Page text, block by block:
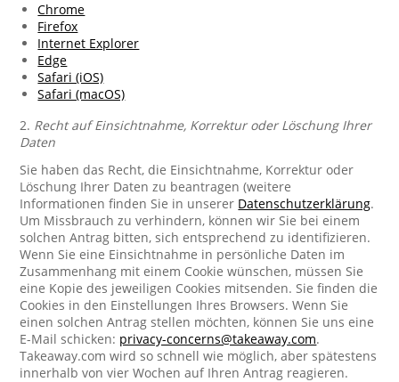
Chrome
Firefox
Internet Explorer
Edge
Safari (iOS)
Safari (macOS)
2. Recht auf Einsichtnahme, Korrektur oder Löschung Ihrer
Daten
Sie haben das Recht, die Einsichtnahme, Korrektur oder
Löschung Ihrer Daten zu beantragen (weitere
Informationen finden Sie in unserer Datenschutzerklärung.
Um Missbrauch zu verhindern, können wir Sie bei einem
solchen Antrag bitten, sich entsprechend zu identifizieren.
Wenn Sie eine Einsichtnahme in persönliche Daten im
Zusammenhang mit einem Cookie wünschen, müssen Sie
eine Kopie des jeweiligen Cookies mitsenden. Sie finden die
Cookies in den Einstellungen Ihres Browsers. Wenn Sie
einen solchen Antrag stellen möchten, können Sie uns eine
E-Mail schicken: privacy-concerns@takeaway.com.
Takeaway.com wird so schnell wie möglich, aber spätestens
innerhalb von vier Wochen auf Ihren Antrag reagieren.